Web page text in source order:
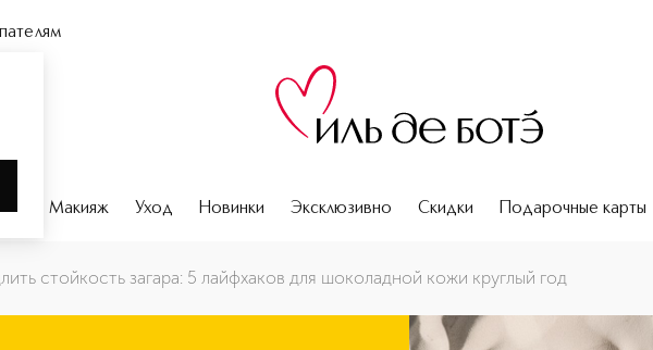
Макияж Уход Новинки Эксклюзивно Скидки Подарочные карты
после моря надолго
стойкость загара: 5 лайфхаков для шоколадной кожи круглый год